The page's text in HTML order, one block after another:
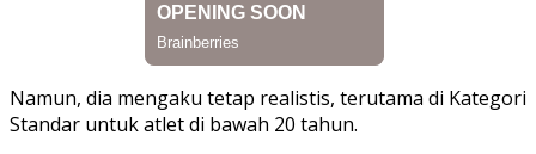
Namun, dia mengaku tetap realistis, terutama di Kategori
Standar untuk atlet di bawah 20 tahun.